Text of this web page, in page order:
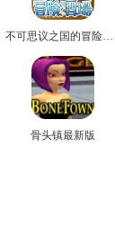
骨头镇最新版